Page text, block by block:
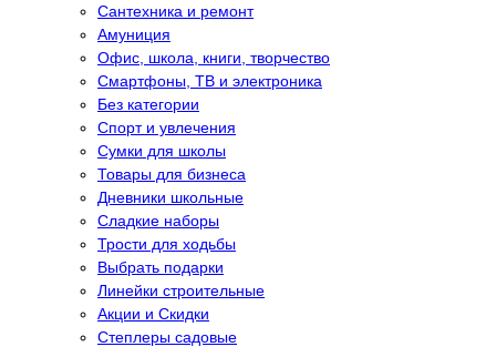
Сантехника и ремонт
Амуниция
Офис, школа, книги, творчество
Смартфоны, ТВ и электроника
Без категории
Спорт и увлечения
Сумки для школы
Товары для бизнеса
Дневники школьные
Сладкие наборы
Трости для ходьбы
Выбрать подарки
Линейки строительные
Акции и Скидки
Степлеры садовые